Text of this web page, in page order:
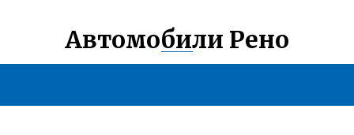
Автомобили Рено